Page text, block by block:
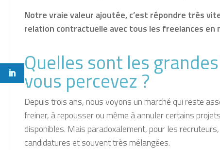
Notre vraie valeur ajoutée, c’est répondre très
relation contractuelle avec tous les freelances en
Quelles sont les
vous percevez ?
Depuis trois ans, nous voyons un marché qui reste
freiner, à repousser ou même à annuler certains
disponibles. Mais paradoxalement, pour les
candidatures et souvent très mélangées.